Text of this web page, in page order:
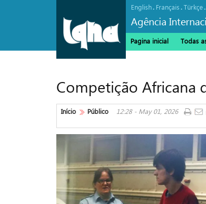
English. Français.Türkçe.
Agência
Pagina inicial Todas
Competição Africana
Início Público 12:28 - May 01, 2026